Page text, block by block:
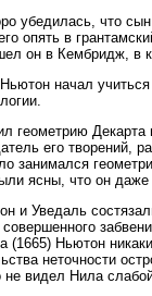
убедилась, что
опять в
он в Кембридж, в
начал
геометрию
его творений,
занимался
ясны, что он даже
и Уведаль
(1665) Ньютон
неточности
не видел Нила